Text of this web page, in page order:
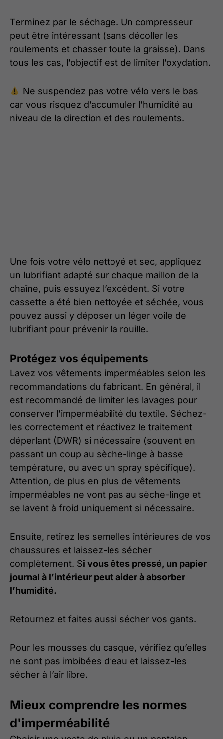
Terminez par le séchage. Un compresseur
peut être intéressant (sans décoller les
roulements et chasser toute la graisse). Dans
tous les cas, l’objectif est de limiter l’oxydation.
Ne suspendez pas votre vélo vers le bas
car vous risquez d’accumuler l’humidité au
niveau de la direction et des roulements.
Une fois votre vélo nettoyé et sec, appliquez
un lubrifiant adapté sur chaque maillon de la
chaîne, puis essuyez l’excédent. Si votre
cassette a été bien nettoyée et séchée, vous
pouvez aussi y déposer un léger voile de
lubrifiant pour prévenir la rouille.
Protégez vos équipements
Lavez vos vêtements imperméables selon les
recommandations du fabricant. En général, il
est recommandé de limiter les lavages pour
conserver l’imperméabilité du textile. Séchez-
les correctement et réactivez le traitement
déperlant (DWR) si nécessaire (souvent en
passant un coup au sèche-linge à basse
température, ou avec un spray spécifique).
Attention, de plus en plus de vêtements
imperméables ne vont pas au sèche-linge et
se lavent à froid uniquement si nécessaire.
Ensuite, retirez les semelles intérieures de vos
chaussures et laissez-les sécher
complètement. Si vous êtes pressé, un papier
journal à l’intérieur peut aider à absorber
l’humidité.
Retournez et faites aussi sécher vos gants.
Pour les mousses du casque, vérifiez qu’elles
ne sont pas imbibées d’eau et laissez-les
sécher à l’air libre.
Mieux comprendre les normes
d'imperméabilité